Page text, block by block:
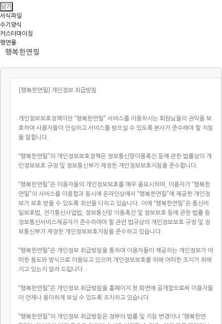
닫기
서식파일
수기양식
커스터마이징
행연몰
행복한연필